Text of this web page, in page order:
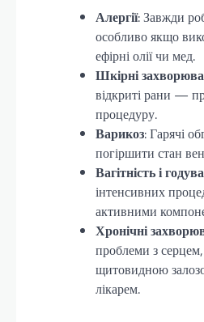
Алергії: Завжди
особливо якщо
ефірні олії чи мед.
Шкірні
відкриті рани —
процедуру.
Варикоз: Гарячі
погіршити стан
Вагітність і
інтенсивних
активними
Хронічні
проблеми з
щитовидною
лікарем.